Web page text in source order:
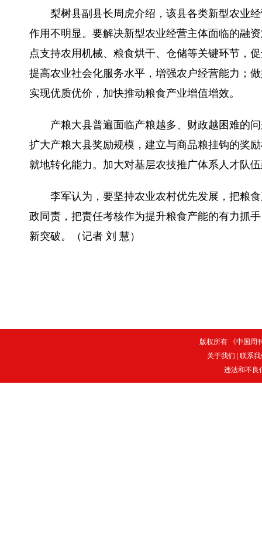
梨树县副县长周虎介绍，该县各类新型农业经
作用不明显。要解决新型农业经营主体面临的融
点支持农用机械、粮食烘干、仓储等关键环节，
提高农业社会化服务水平，增强农户经营能力；
实现优质优价，加快推动粮食产业增值增效。
产粮大县普遍面临产粮越多、财政越困难的问
扩大产粮大县奖励规模，建立与商品粮挂钩的奖
就地转化能力。加大对基层农技推广体系人才队
李军认为，要坚持农业农村优先发展，把粮食
政同责，把责任考核作为提升粮食产能的有力抓
新突破。（记者 刘 慧）
版权所有 《中国周
关于我们
联系
违法和不良